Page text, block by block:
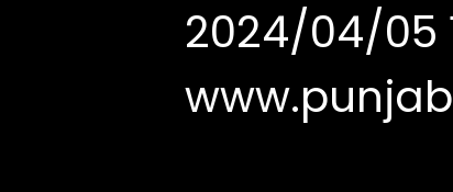
2024/04/05